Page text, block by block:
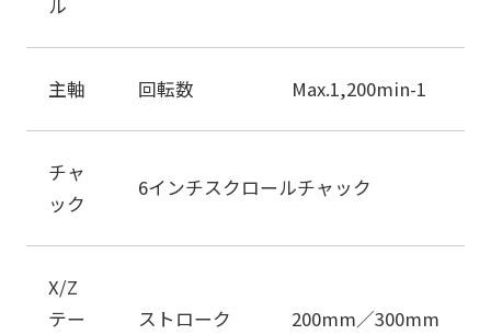
主軸 回転数 Max.1,200min-1
チャ
ック
6インチスクロールチャック
X/Z
テー
ストローク 200mm／300mm